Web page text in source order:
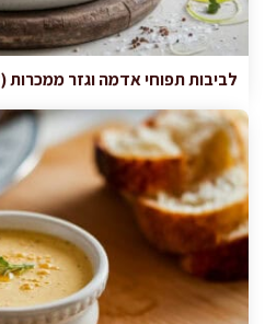
לביבות תפוחי אדמה וגזר ממכרות